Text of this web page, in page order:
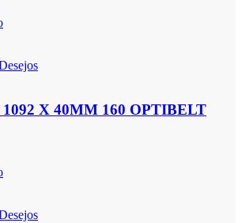
X 40MM 160 OPTIBELT